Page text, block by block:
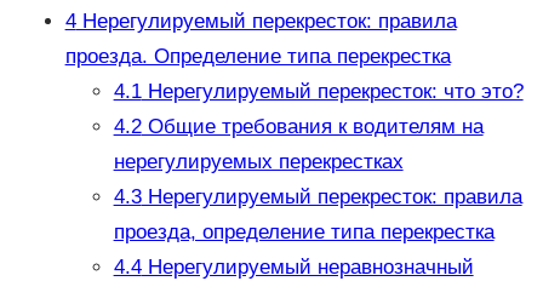
4Нерегулируемый перекресток: правила
проезда. Определение типа перекрестка
4.1Нерегулируемый перекресток: что это?
4.2Общие требования к водителям на
нерегулируемых перекрестках
4.3Нерегулируемый перекресток: правила
проезда, определение типа перекрестка
4.4Нерегулируемый неравнозначный